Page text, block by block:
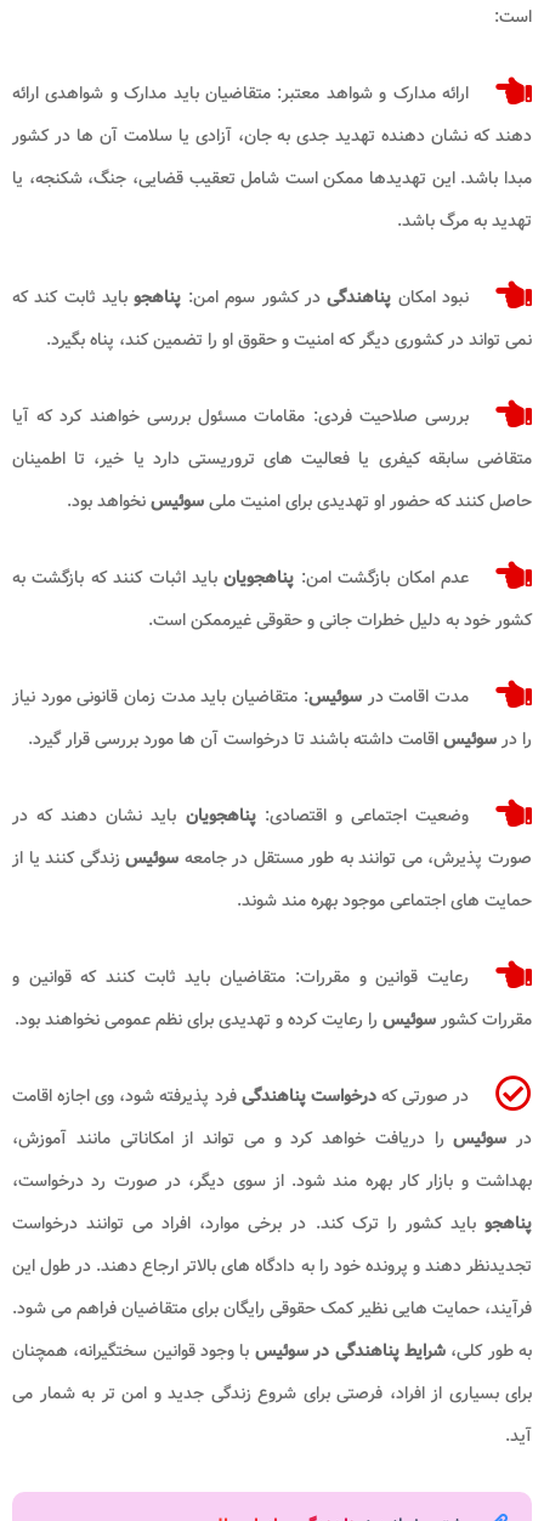
است:
ارائه مدارک و شواهد معتبر: متقاضیان باید مدارک و شواهدی ارائه
دهند که نشان دهنده تهدید جدی به جان، آزادی یا سلامت آن ها در کشور
مبدا باشد. این تهدیدها ممکن است شامل تعقیب قضایی، جنگ، شکنجه، یا
تهدید به مرگ باشد.
نبود امکان پناهندگیدر کشور سوم امن: پناهجوباید ثابت کند که
نمی تواند در کشوری دیگر که امنیت و حقوق او را تضمین کند، پناه بگیرد.
بررسی صلاحیت فردی: مقامات مسئول بررسی خواهند کرد که آیا
متقاضی سابقه کیفری یا فعالیت های تروریستی دارد یا خیر، تا اطمینان
حاصل کنند که حضور او تهدیدی برای امنیت ملیسوئیسنخواهد بود.
عدم امکان بازگشت امن: پناهجویانباید اثبات کنند که بازگشت به
کشور خود به دلیل خطرات جانی و حقوقی غیرممکن است.
مدت اقامت درسوئیس: متقاضیان باید مدت زمان قانونی مورد نیاز
را درسوئیساقامت داشته باشند تا درخواست آن ها مورد بررسی قرار گیرد.
وضعیت اجتماعی و اقتصادی:پناهجویان باید نشان دهند که در
صورت پذیرش، می توانند به طور مستقل در جامعه سوئیسزندگی کنند یا از
حمایت های اجتماعی موجود بهره مند شوند.
رعایت قوانین و مقررات: متقاضیان باید ثابت کنند که قوانین و
مقررات کشورسوئیس را رعایت کرده و تهدیدی برای نظم عمومی نخواهند بود.
در صورتی کهدرخواست پناهندگیفرد پذیرفته شود، وی اجازه اقامت
در سوئیسرا دریافت خواهد کرد و می تواند از امکاناتی مانند آموزش،
بهداشت و بازار کار بهره مند شود. از سوی دیگر، در صورت رد درخواست،
پناهجوباید کشور را ترک کند. در برخی موارد، افراد می توانند درخواست
تجدیدنظر دهند و پرونده خود را به دادگاه های بالاتر ارجاع دهند. در طول این
فرآیند، حمایت هایی نظیر کمک حقوقی رایگان برای متقاضیان فراهم می شود.
به طور کلی،شرایط پناهندگی در سوئیس با وجود قوانین سختگیرانه، همچنان
برای بسیاری از افراد، فرصتی برای شروع زندگی جدید و امن تر به شمار می
آید.